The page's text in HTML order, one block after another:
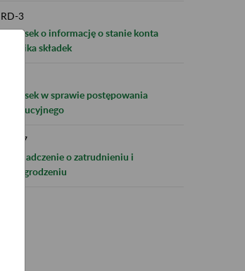
RD-3
Wniosek o informację o stanie konta
płatnika składek
Wniosek w sprawie postępowania
egzekucyjnego
ERP-7
Zaświadczenie o zatrudnieniu i
wynagrodzeniu